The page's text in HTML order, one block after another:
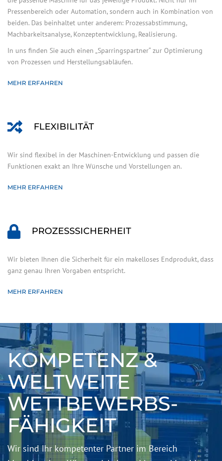
Pressenbereich oder Automation, sondern auch in Kombination von
beiden. Das beinhaltet unter anderem: Prozessabstimmung,
Machbarkeitsanalyse, Konzeptentwicklung, Realisierung.
In uns finden Sie auch einen „Sparringspartner“ zur Optimierung
von Prozessen und Herstellungsabläufen.
MEHR ERFAHREN
FLEXIBILITÄT
Wir sind flexibel in der Maschinen-Entwicklung und passen die
Funktionen exakt an Ihre Wünsche und Vorstellungen an.
MEHR ERFAHREN
PROZESSSICHERHEIT
Wir bieten Ihnen die Sicherheit für ein makelloses Endprodukt, dass
ganz genau Ihren Vorgaben entspricht.
MEHR ERFAHREN
KOMPETENZ &
WELTWEITE
WETTBEWERBS­
FÄHIGKEIT
Wir sind Ihr kompetenter Partner im Bereich